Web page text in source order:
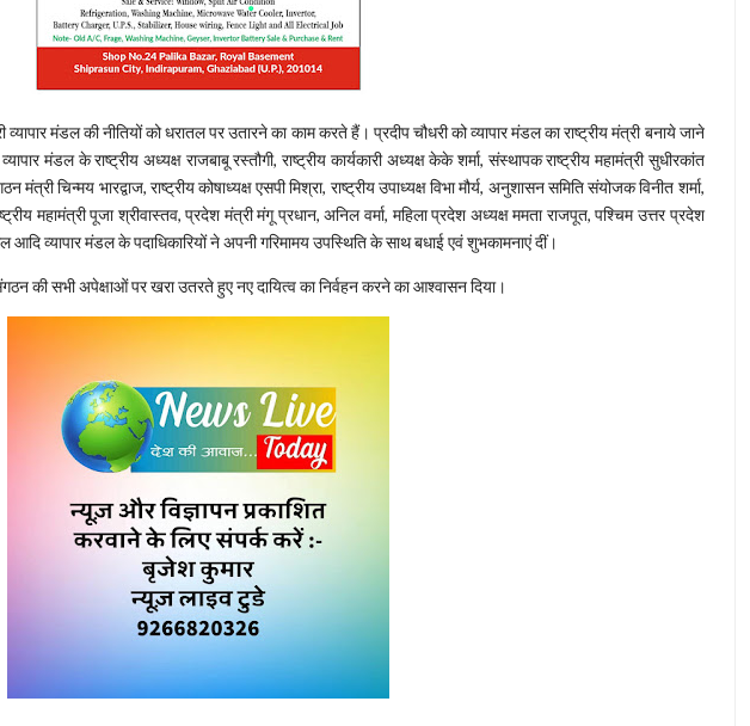
व्यापार मंडल की नीतियों को धरातल पर उतारने का काम करते हैं। प्रदीप चौधरी को व्यापार मंडल का राष्ट्रीय मंत्री बनाये जाने
मंडल के राष्ट्रीय अध्यक्ष राजबाबू रस्तौगी, राष्ट्रीय कार्यकारी अध्यक्ष केके शर्मा, संस्थापक राष्ट्रीय महामंत्री सुधीरकांत
मंत्री चिन्मय भारद्वाज, राष्ट्रीय कोषाध्यक्ष एसपी मिश्रा, राष्ट्रीय उपाध्यक्ष विभा मौर्य, अनुशासन समिति संयोजक विनीत शर्मा,
महामंत्री पूजा श्रीवास्तव, प्रदेश मंत्री मंगू प्रधान, अनिल वर्मा, महिला प्रदेश अध्यक्ष ममता राजपूत, पश्चिम उत्तर प्रदेश
व्यापार मंडल के पदाधिकारियों ने अपनी गरिमामय उपस्थिति के साथ बधाई एवं शुभकामनाएं दीं।
की सभी अपेक्षाओं पर खरा उतरते हुए नए दायित्व का निर्वहन करने का आश्वासन दिया।